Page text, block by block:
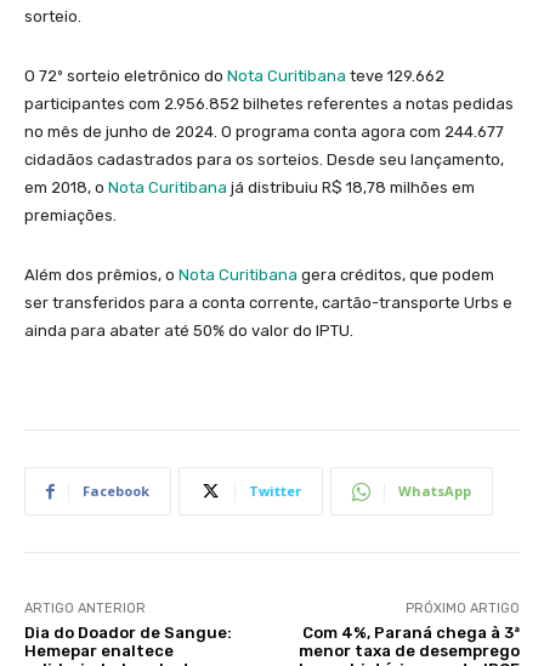
sorteio.
O 72º sorteio eletrônico do Nota Curitibana teve 129.662
participantes com 2.956.852 bilhetes referentes a notas pedidas
no mês de junho de 2024. O programa conta agora com 244.677
cidadãos cadastrados para os sorteios. Desde seu lançamento,
em 2018, o Nota Curitibana já distribuiu R$ 18,78 milhões em
premiações.
Além dos prêmios, o Nota Curitibana gera créditos, que podem
ser transferidos para a conta corrente, cartão-transporte Urbs e
ainda para abater até 50% do valor do IPTU.
Facebook Twitter WhatsApp
ARTIGO ANTERIOR
Dia do Doador de Sangue:
Hemepar enaltece
PRÓXIMO ARTIGO
Com 4%, Paraná chega à 3ª
menor taxa de desemprego